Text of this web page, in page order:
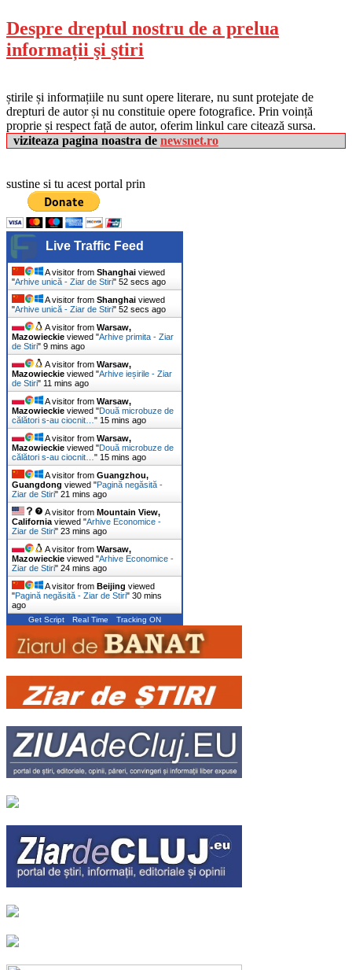
Despre dreptul nostru de a prelua
informații şi ştiri
știrile și informațiile nu sunt opere literare, nu sunt protejate de
drepturi de autor și nu constituie opere fotografice. Prin voință
proprie și respect față de autor, oferim linkul care citează sursa.
viziteaza pagina noastra de newsnet.ro
sustine si tu acest portal prin
Live Traffic Feed
A visitor from Shanghai viewed
"Arhive unică - Ziar de Stiri" 54 secs ago
A visitor from Shanghai viewed
"Arhive unică - Ziar de Stiri" 54 secs ago
A visitor from Warsaw,
Mazowieckie viewed "Arhive primita - Ziar
de Stiri" 9 mins ago
A visitor from Warsaw,
Mazowieckie viewed "Arhive ieșirile - Ziar
de Stiri" 11 mins ago
A visitor from Warsaw,
Mazowieckie viewed "Două microbuze de
călători s-au ciocnit… " 15 mins ago
A visitor from Warsaw,
Mazowieckie viewed "Două microbuze de
călători s-au ciocnit… " 15 mins ago
A visitor from Guangzhou,
Guangdong viewed "Pagină negăsită -
Ziar de Stiri" 22 mins ago
A visitor from Mountain View,
California viewed "Arhive Economice -
Ziar de Stiri" 23 mins ago
A visitor from Warsaw,
Mazowieckie viewed "Arhive Economice -
Ziar de Stiri" 24 mins ago
A visitor from Beijing viewed
"Pagină negăsită - Ziar de Stiri" 30 mins
ago
Get Script Real Time Tracking ON